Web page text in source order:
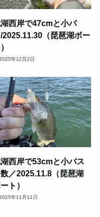
西岸で47cmと小バ
2025.11.30（琵琶湖ボー
年12月2日
西岸で53cmと小バス
／2025.11.8（琵琶湖
ト）
年11月11日